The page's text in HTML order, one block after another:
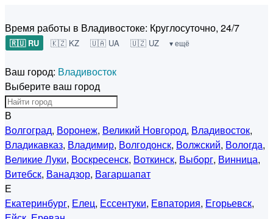
Время работы в Владивостоке: Круглосуточно, 24/7
🇷🇺 RU 🇰🇿 KZ 🇺🇦 UA 🇺🇿 UZ ▾ ещё
Ваш город: Владивосток
Выберите ваш город
В
Волгоград, Воронеж, Великий Новгород, Владивосток,
Владикавказ, Владимир, Волгодонск, Волжский, Вологда,
Великие Луки, Воскресенск, Воткинск, Выборг, Винница,
Витебск, Ванадзор, Вагаршапат
Е
Екатеринбург, Елец, Ессентуки, Евпатория, Егорьевск,